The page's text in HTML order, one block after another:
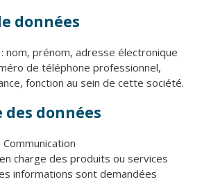
données
nom, prénom, adresse électronique
de téléphone professionnel,
fonction au sein de cette société.
données
charge des produits ou services
informations sont demandées